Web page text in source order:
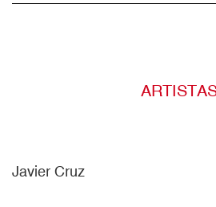
Javier Cruz